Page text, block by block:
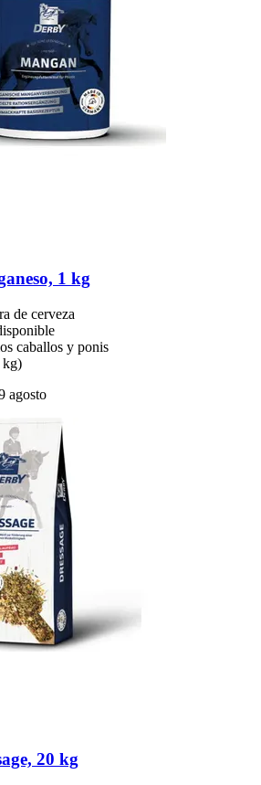
1 kg
de cerveza
caballos y ponis
kg)
agosto
20 kg